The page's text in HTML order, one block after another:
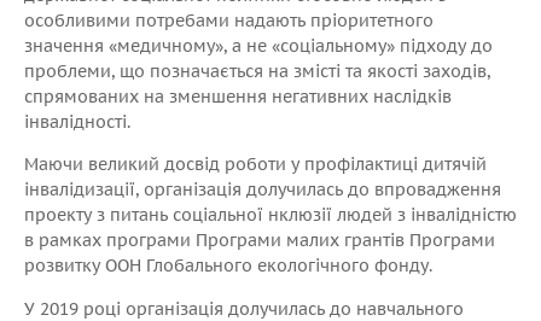
особливими потребами надають пріоритетного
значення «медичному», а не «соціальному» підходу до
проблеми, що позначається на змісті та якості заходів,
спрямованих на зменшення негативних наслідків
інвалідності.
Маючи великий досвід роботи у профілактиці дитячій
інвалідизації, організація долучилась до впровадження
проекту з питань соціальної нклюзії людей з інвалідністю
в рамках програми Програми малих грантів Програми
розвитку ООН Глобального екологічного фонду.
У 2019 році організація долучилась до навчального